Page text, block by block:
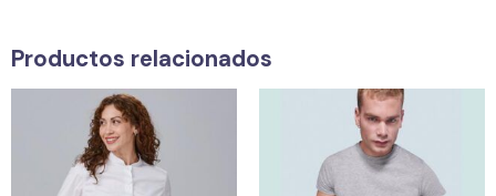
Productos relacionados